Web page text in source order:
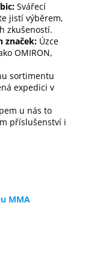
Svářecí
jistí výběrem,
zkušeností.
značek: Úzce
OMIRON,
sortimentu
expedici v
u nás to
příslušenství i
MMA